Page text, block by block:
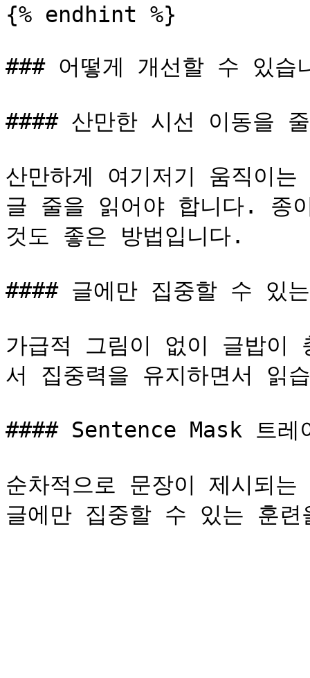
{% endhint %}
### 어떻게 개선할 수 있습
#### 산만한 시선 이동을
산만하게 여기저기 움직이
글 줄을 읽어야 합니다. 종
것도 좋은 방법입니다.
#### 글에만 집중할 수 있
가급적 그림이 없이 글밥
서 집중력을 유지하면서 읽
#### Sentence Mask 트레
순차적으로 문장이 제시되